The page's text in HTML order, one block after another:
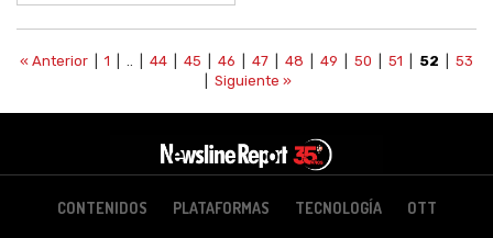
« Anterior 1 44 45 46 47 48 49 50 51 52
53
Siguiente »
CONTENIDOS PLATAFORMAS TECNOLOGÍA OTT